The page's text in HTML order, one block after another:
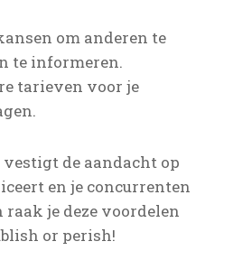
om anderen te
te informeren.
tarieven voor je
vestigt de aandacht op
en je concurrenten
raak je deze voordelen
or perish!